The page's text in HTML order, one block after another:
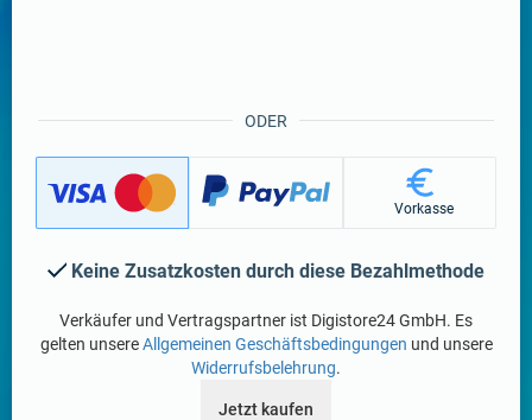
ODER
Vorkasse
Keine Zusatzkosten durch diese Bezahlmethode
Verkäufer und Vertragspartner ist Digistore24 GmbH. Es
gelten unsereAllgemeinen Geschäftsbedingungen und unsere
Widerrufsbelehrung.
Jetzt kaufen